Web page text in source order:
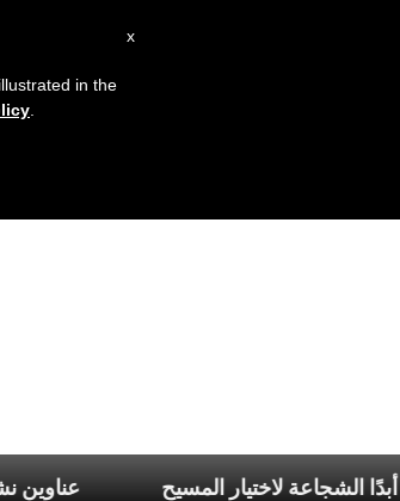
كي لا تنقصنا أبدًا الشجاعة لاختيار المسيح
x
in the